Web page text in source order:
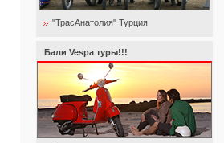
"ТрасАнатолия" Турция
Бали Vespa туры!!!